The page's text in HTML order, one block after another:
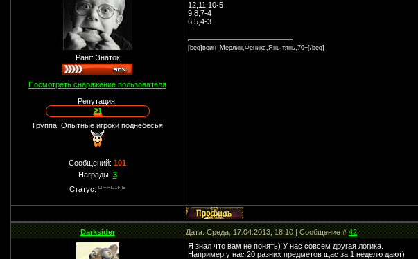
Ранг: Знаток
Посмотреть снаряжение пользователя
Репутация:
21
Группа: Опытные игроки поднебесья
Сообщений:101
Награды: 3
Статус:
12,11,10-5
9,8,7-4
6,5,4-3
[beg]воин_Мерлин,Феникс,Янь-тянь,70+[/beg]
Darksider Дата: Среда, 17.04.2013, 18:10 | Сообщение #42
Я знал что вам не понять) У нас совсем другая логика.
Например у нас 20 разних предметов щас за 1 неделю дают)